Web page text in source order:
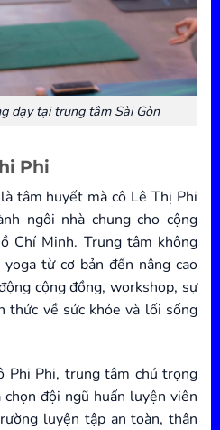
dạy tại trung tâm Sài Gòn
Phi
tâm huyết mà cô Lê Thị Phi
ngôi nhà chung cho cộng
Chí Minh. Trung tâm không
từ cơ bản đến nâng cao
cộng đồng, workshop, sự
thức về sức khỏe và lối sống
Phi Phi, trung tâm chú trọng
đội ngũ huấn luyện viên
luyện tập an toàn, thân